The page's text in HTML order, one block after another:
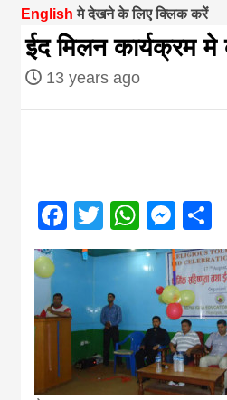
Nepal
English मे देखने के लिए क्लिक करें
ईद मिलन कार्यक्रम मे
13 years ago
Facebook
Twitter